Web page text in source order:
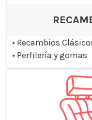
• Recambios
• Perfilería y gomas